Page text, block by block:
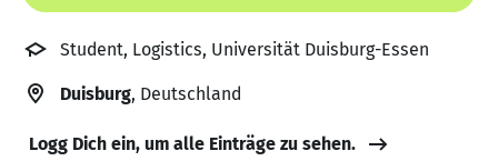
Student, Logistics, Universität Duisburg-Essen
Duisburg, Deutschland
Logg Dich ein, um alle Einträge zu sehen.